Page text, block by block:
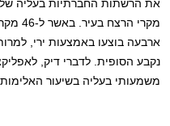
את הרשתות החברתיות בעליה של
מקרי
ארבעה בוצעו באמצעות ירי,
נקבע הסופית. לדברי דיק,
משמעותי בעליה בשיעור האלימות.